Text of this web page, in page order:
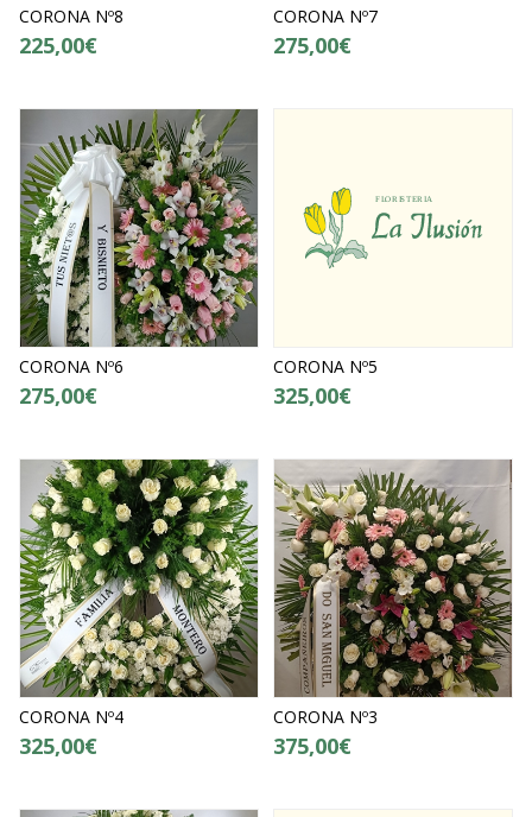
CORONA Nº8
225,00€
CORONA Nº7
275,00€
CORONA Nº6
275,00€
CORONA Nº5
325,00€
CORONA Nº4
325,00€
CORONA Nº3
375,00€